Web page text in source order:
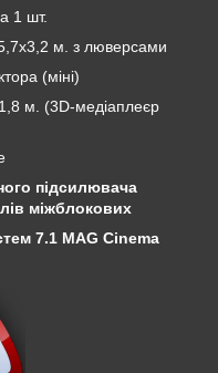
1 шт.
м. з люверсами
(міні)
м. (3D-медіаплеєр
підсилювача
міжблокових
7.1 MAG Cinema